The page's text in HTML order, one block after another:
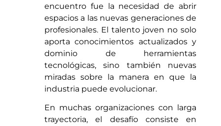
encuentro fue la necesidad de abrir
espacios a las nuevas generaciones de
profesionales. El talento joven no solo
aporta conocimientos actualizados y
dominio de herramientas
tecnológicas, sino también nuevas
miradas sobre la manera en que la
industria puede evolucionar.
En muchas organizaciones con larga
trayectoria, el desafío consiste en